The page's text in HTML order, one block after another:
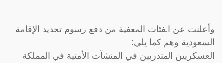
وأعلنت عن الفئات المعفية من دفع رسوم تجديد الإقامة
السعودية وهم كما يلي:
العسكريين المتدربين في المنشآت الأمنية في المملكة